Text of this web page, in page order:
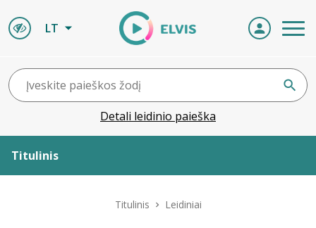
LT
Detali leidinio paieška
Titulinis
Titulinis Leidiniai